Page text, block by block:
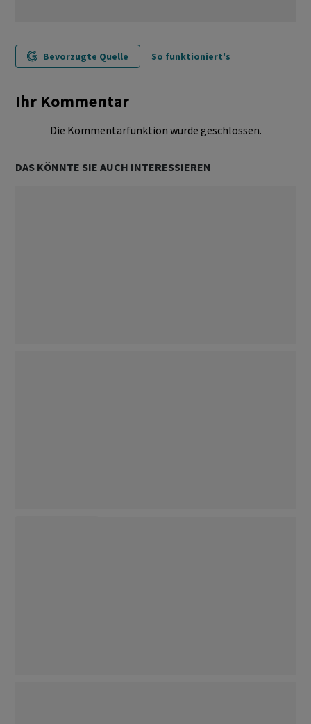
Bevorzugte Quelle So funktioniert's
Ihr Kommentar
Die Kommentarfunktion wurde geschlossen.
DAS KÖNNTE SIE AUCH INTERESSIEREN